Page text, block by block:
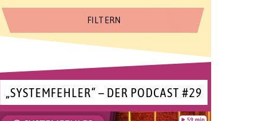
„SYSTEMFEHLER“ – DER PODCAST #29